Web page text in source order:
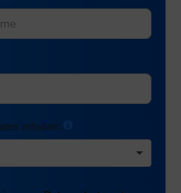
erhalten: